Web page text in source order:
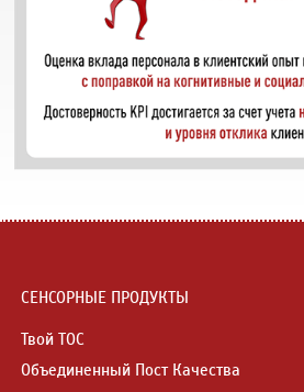
СЕНСОРНЫЕ ПРОДУКТЫ
Твой ТОС
Объединенный Пост Качества